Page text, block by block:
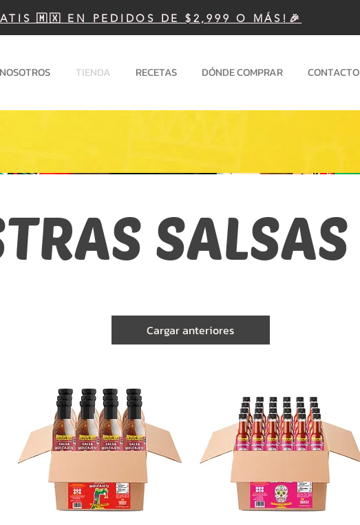
🇲🇽 EN PEDIDOS DE $2,999 O MÁS!🎉
NOSOTROS TIENDA RECETAS DÓNDE COMPRAR CONTACTO
SALSAS
Cargar anteriores